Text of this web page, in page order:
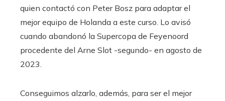
quien contactó con Peter Bosz para adaptar el
mejor equipo de Holanda a este curso. Lo avisó
cuando abandonó la Supercopa de Feyenoord
procedente del Arne Slot -segundo- en agosto de
2023.
Conseguimos alzarlo, además, para ser el mejor